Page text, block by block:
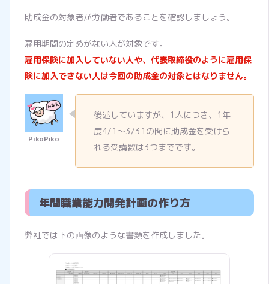
助成金の対象者が労働者であることを確認しましょう。
雇用期間の定めがない人が対象です。
雇用保険に加入していない人や、代表取締役のように雇用保
険に加入できない人は今回の助成金の対象とはなりません。
後述していますが、1人につき、1年
度4/1～3/31の間に助成金を受けら
れる受講数は3つまでです。
年間職業能力開発計画の作り方
弊社では下の画像のような書類を作成しました。